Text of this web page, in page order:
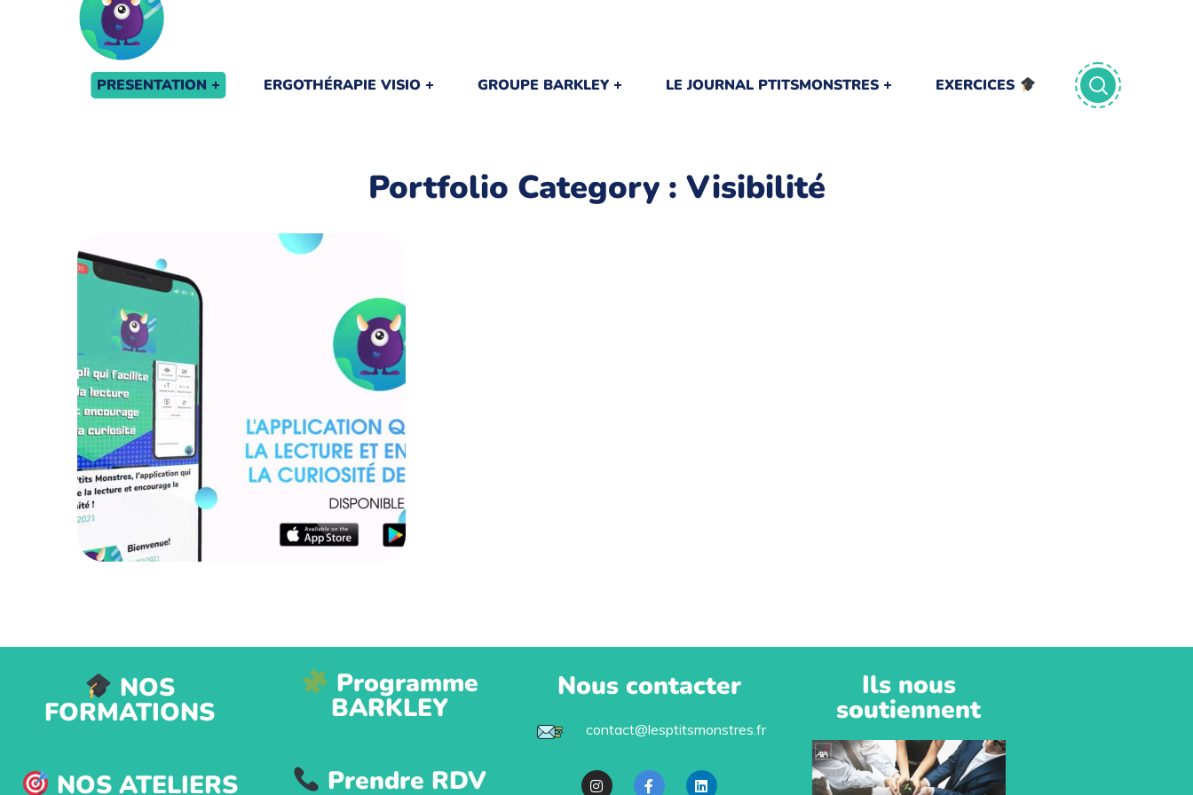
PRESENTATION ERGOTHÉRAPIE VISIO GROUPE BARKLEY LE JOURNAL PTITSMONSTRES EXERCICES
Portfolio Category : Visibilité
PAGE D’ACCUEIL
VISIBILITÉ
NOS
FORMATIONS
NOS ATELIERS
Programme
BARKLEY
Prendre RDV
Nous contacter
contact@lesptitsmonstres.fr
Ils nous
soutiennent